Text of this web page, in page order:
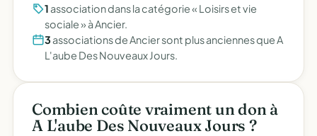
1 association dans la catégorie « Loisirs et vie
sociale » à Ancier.
3associations de Ancier sont plus anciennes que A
L'aube Des Nouveaux Jours.
Combien coûte vraiment un don à
A L'aube Des Nouveaux Jours ?